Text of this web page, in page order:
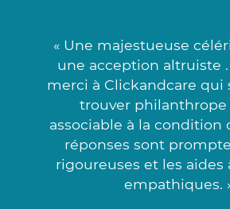
« Une majestueuse
une acception altruiste
merci à Clickandcare qui
trouver philanthrope
associable à la condition
réponses sont
rigoureuses et les aides
empathiques.